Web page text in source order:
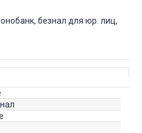
безнал для юр. лиц,